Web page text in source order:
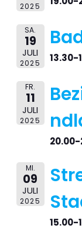
2025
SA.
19
JULI
2025 13.30-
FR.
11
JULI
2025
20.00-
MI.
09
JULI
2025
15.00-